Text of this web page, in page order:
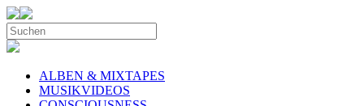
ALBEN & MIXTAPES
MUSIKVIDEOS